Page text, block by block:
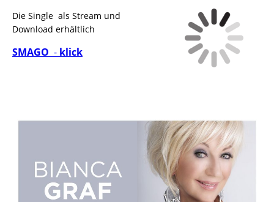
Die Single als Stream und
Download erhältlich
SMAGO - klick